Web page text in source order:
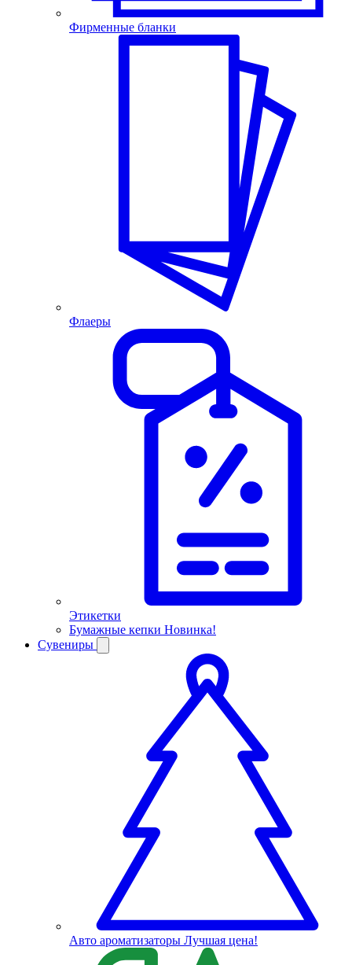
Фирменные бланки
Флаеры
Этикетки
Бумажные кепки Новинка!
Сувениры
Авто ароматизаторы Лучшая цена!